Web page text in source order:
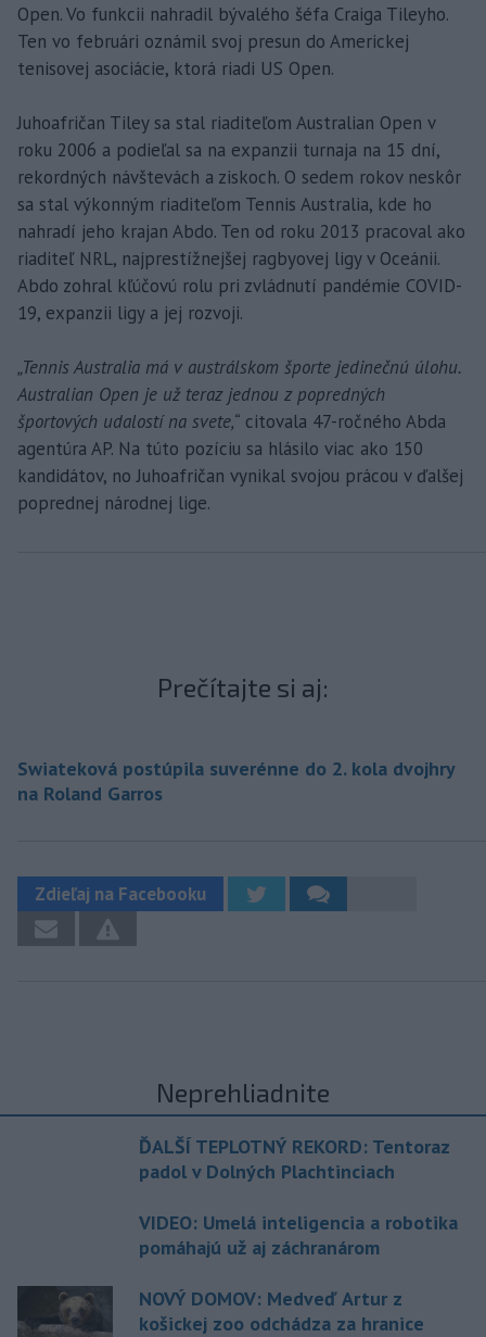
Open. Vo funkcii nahradil bývalého šéfa Craiga Tileyho.
Ten vo februári oznámil svoj presun do Americkej
tenisovej asociácie, ktorá riadi US Open.
Juhoafričan Tiley sa stal riaditeľom Australian Open v
roku 2006 a podieľal sa na expanzii turnaja na 15 dní,
rekordných návštevách a ziskoch. O sedem rokov neskôr
sa stal výkonným riaditeľom Tennis Australia, kde ho
nahradí jeho krajan Abdo. Ten od roku 2013 pracoval ako
riaditeľ NRL, najprestížnejšej ragbyovej ligy v Oceánii.
Abdo zohral kľúčovú rolu pri zvládnutí pandémie COVID-
19, expanzii ligy a jej rozvoji.
„Tennis Australia má v austrálskom športe jedinečnú úlohu.
Australian Open je už teraz jednou z popredných
športových udalostí na svete,“ citovala 47-ročného Abda
agentúra AP. Na túto pozíciu sa hlásilo viac ako 150
kandidátov, no Juhoafričan vynikal svojou prácou v ďalšej
poprednej národnej lige.
Prečítajte si aj:
Swiateková postúpila suverénne do 2. kola dvojhry
na Roland Garros
Zdieľaj na Facebooku
Neprehliadnite
ĎALŠÍ TEPLOTNÝ REKORD: Tentoraz
padol v Dolných Plachtinciach
VIDEO: Umelá inteligencia a robotika
pomáhajú už aj záchranárom
NOVÝ DOMOV: Medveď Artur z
košickej zoo odchádza za hranice